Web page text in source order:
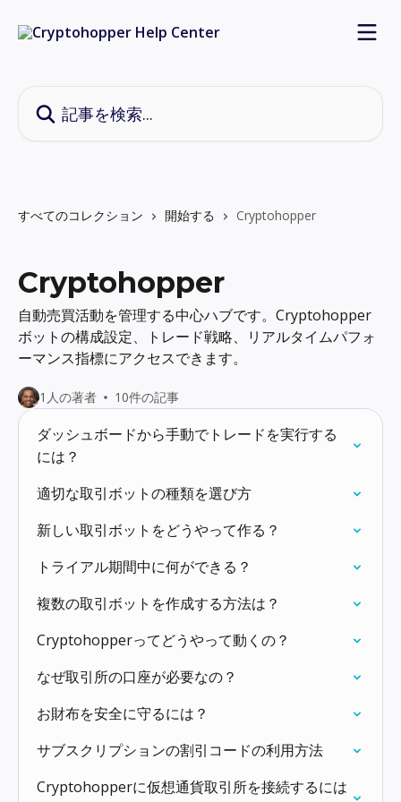
すべてのコレクション 開始する Cryptohopper
Cryptohopper
自動売買活動を管理する中心ハブです。Cryptohopper
ボットの構成設定、トレード戦略、リアルタイムパフォ
ーマンス指標にアクセスできます。
1人の著者 10件の記事
ダッシュボードから手動でトレードを実行する
には？
適切な取引ボットの種類を選び方
新しい取引ボットをどうやって作る？
トライアル期間中に何ができる？
複数の取引ボットを作成する方法は？
Cryptohopperってどうやって動くの？
なぜ取引所の口座が必要なの？
お財布を安全に守るには？
サブスクリプションの割引コードの利用方法
Cryptohopperに仮想通貨取引所を接続するには